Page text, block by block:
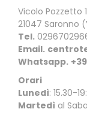
Vicolo Pozzetto
21047 Saronno
Tel.
Email.
Whatsapp.
Orari
Lunedì: 15.30-
Martedì al